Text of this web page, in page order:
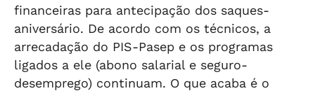
financeiras para antecipação dos saques-
aniversário. De acordo com os técnicos, a
arrecadação do PIS-Pasep e os programas
ligados a ele (abono salarial e seguro-
desemprego) continuam. O que acaba é o